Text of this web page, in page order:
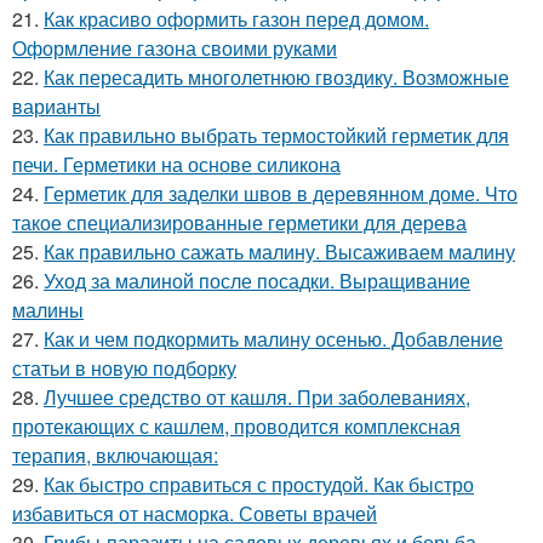
21. Как красиво оформить газон перед домом.
Оформление газона своими руками
22. Как пересадить многолетнюю гвоздику. Возможные
варианты
23. Как правильно выбрать термостойкий герметик для
печи. Герметики на основе силикона
24. Герметик для заделки швов в деревянном доме. Что
такое специализированные герметики для дерева
25. Как правильно сажать малину. Высаживаем малину
26. Уход за малиной после посадки. Выращивание
малины
27. Как и чем подкормить малину осенью. Добавление
статьи в новую подборку
28. Лучшее средство от кашля. При заболеваниях,
протекающих с кашлем, проводится комплексная
терапия, включающая:
29. Как быстро справиться с простудой. Как быстро
избавиться от насморка. Советы врачей